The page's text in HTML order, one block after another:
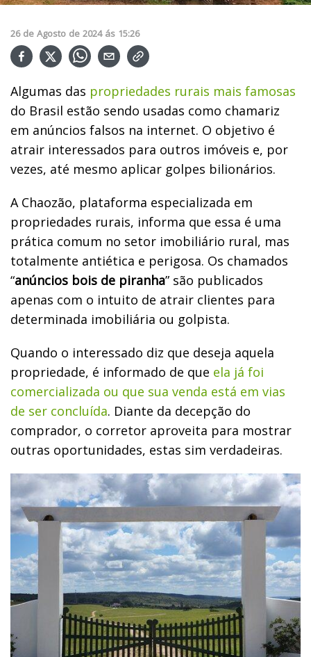
26 de Agosto de 2024 ás 15:26
Algumas das propriedades rurais mais famosas
do Brasil estão sendo usadas como chamariz
em anúncios falsos na internet. O objetivo é
atrair interessados para outros imóveis e, por
vezes, até mesmo aplicar golpes bilionários.
A Chaozão, plataforma especializada em
propriedades rurais, informa que essa é uma
prática comum no setor imobiliário rural, mas
totalmente antiética e perigosa. Os chamados
“anúncios bois de piranha” são publicados
apenas com o intuito de atrair clientes para
determinada imobiliária ou golpista.
Quando o interessado diz que deseja aquela
propriedade, é informado de que ela já foi
comercializada ou que sua venda está em vias
de ser concluída. Diante da decepção do
comprador, o corretor aproveita para mostrar
outras oportunidades, estas sim verdadeiras.